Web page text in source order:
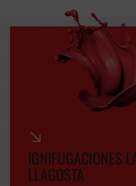
IGNIFUGACIONES
LLAGOSTA